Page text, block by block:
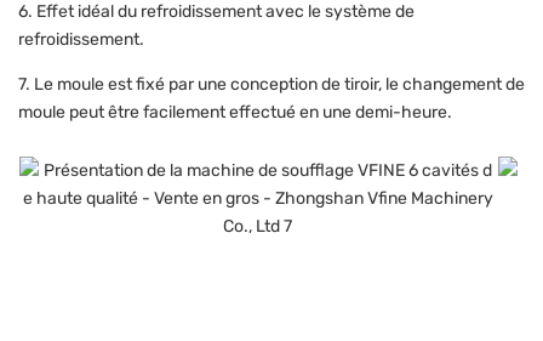
6. Effet idéal du refroidissement avec le système de
refroidissement.
7. Le moule est fixé par une conception de tiroir, le changement de
moule peut être facilement effectué en une demi-heure.